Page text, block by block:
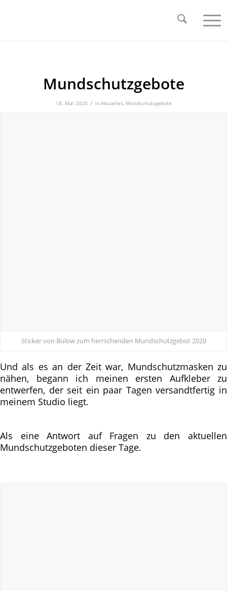
Mundschutzgebote
18. Mai 2020 / in Aktuelles, Mundschutzgebote
Sticker von Bülow zum herrschenden Mundschutzgebot 2020
Und als es an der Zeit war, Mundschutzmasken zu
nähen, begann ich meinen ersten Aufkleber zu
entwerfen, der seit ein paar Tagen versandtfertig in
meinem Studio liegt.
Als eine Antwort auf Fragen zu den aktuellen
Mundschutzgeboten dieser Tage.